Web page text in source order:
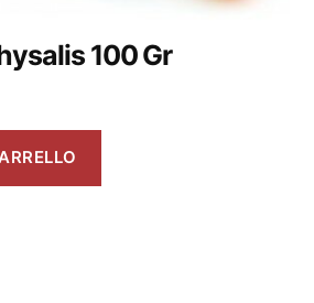
100 Gr